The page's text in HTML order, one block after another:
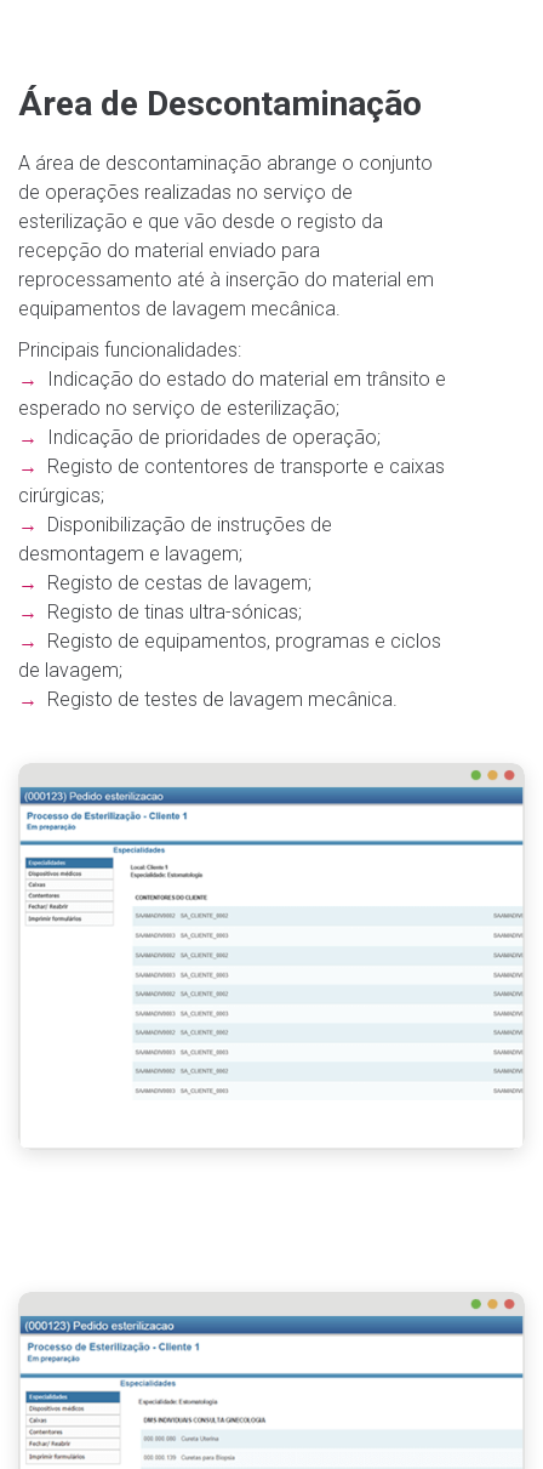
Área de Descontaminação
A área de descontaminação abrange o conjunto
de operações realizadas no serviço de
esterilização e que vão desde o registo da
recepção do material enviado para
reprocessamento até à inserção do material em
equipamentos de lavagem mecânica.
Principais funcionalidades:
→
Indicação do estado do material em trânsito e
esperado no serviço de esterilização;
→
Indicação de prioridades de operação;
→
Registo de contentores de transporte e caixas
cirúrgicas;
→
Disponibilização de instruções de
desmontagem e lavagem;
→
Registo de cestas de lavagem;
→
Registo de tinas ultra-sónicas;
→
Registo de equipamentos, programas e ciclos
de lavagem;
→
Registo de testes de lavagem mecânica.